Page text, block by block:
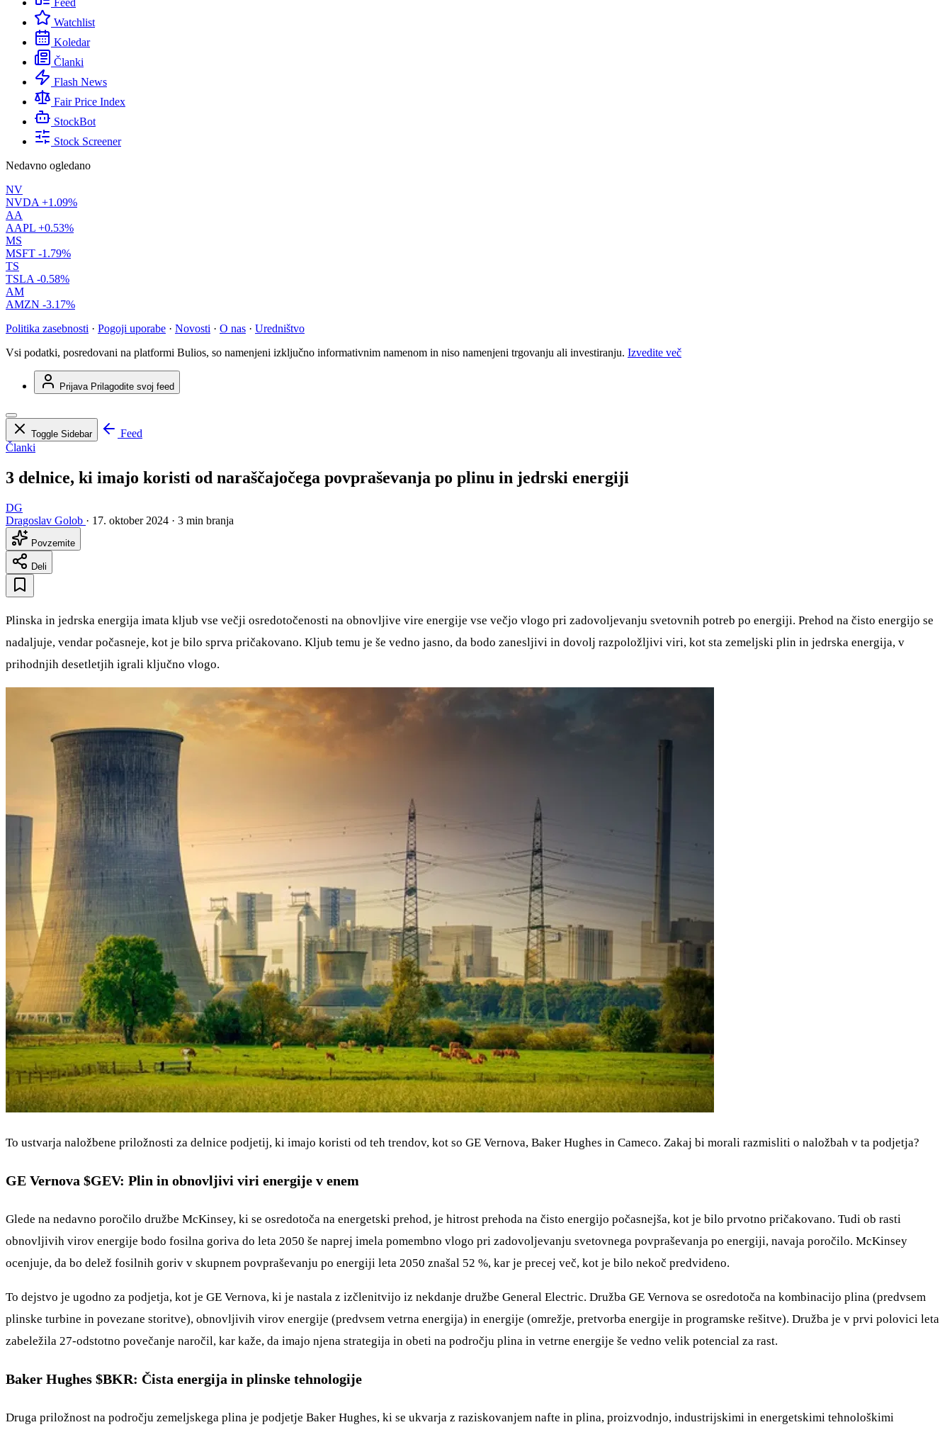
Feed
Watchlist
Koledar
Članki
Flash News
Fair Price Index
StockBot
Stock Screener
Nedavno ogledano
NV
NVDA +1.09%
AA
AAPL +0.53%
MS
MSFT -1.79%
TS
TSLA -0.58%
AM
AMZN -3.17%
Politika zasebnosti · Pogoji uporabe · Novosti · O nas · Uredništvo
Vsi podatki, posredovani na platformi Bulios, so namenjeni izključno informativnim namenom in niso namenjeni trgovanju ali investiranju. Izvedite več
Prijava Prilagodite svoj feed
Toggle Sidebar
Feed
Članki
3 delnice, ki imajo koristi od naraščajočega povpraševanja po plinu in jedrski energiji
DG
Dragoslav Golob · 17. oktober 2024 · 3 min branja
Povzemite
Deli
Plinska in jedrska energija imata kljub vse večji osredotočenosti na obnovljive vire energije vse večjo vlogo pri zadovoljevanju svetovnih potreb po energiji. Prehod na čisto energijo se
nadaljuje, vendar počasneje, kot je bilo sprva pričakovano. Kljub temu je še vedno jasno, da bodo zanesljivi in dovolj razpoložljivi viri, kot sta zemeljski plin in jedrska energija, v
prihodnjih desetletjih igrali ključno vlogo.
To ustvarja naložbene priložnosti za delnice podjetij, ki imajo koristi od teh trendov, kot so GE Vernova, Baker Hughes in Cameco. Zakaj bi morali razmisliti o naložbah v ta podjetja?
GE Vernova $GEV: Plin in obnovljivi viri energije v enem
Glede na nedavno poročilo družbe McKinsey, ki se osredotoča na energetski prehod, je hitrost prehoda na čisto energijo počasnejša, kot je bilo prvotno pričakovano. Tudi ob rasti
obnovljivih virov energije bodo fosilna goriva do leta 2050 še naprej imela pomembno vlogo pri zadovoljevanju svetovnega povpraševanja po energiji, navaja poročilo. McKinsey
ocenjuje, da bo delež fosilnih goriv v skupnem povpraševanju po energiji leta 2050 znašal 52 %, kar je precej več, kot je bilo nekoč predvideno.
To dejstvo je ugodno za podjetja, kot je GE Vernova, ki je nastala z izčlenitvijo iz nekdanje družbe General Electric. Družba GE Vernova se osredotoča na kombinacijo plina (predvsem
plinske turbine in povezane storitve), obnovljivih virov energije (predvsem vetrna energija) in energije (omrežje, pretvorba energije in programske rešitve). Družba je v prvi polovici leta
zabeležila 27-odstotno povečanje naročil, kar kaže, da imajo njena strategija in obeti na področju plina in vetrne energije še vedno velik potencial za rast.
Baker Hughes $BKR: Čista energija in plinske tehnologije
Druga priložnost na področju zemeljskega plina je podjetje Baker Hughes, ki se ukvarja z raziskovanjem nafte in plina, proizvodnjo, industrijskimi in energetskimi tehnološkimi